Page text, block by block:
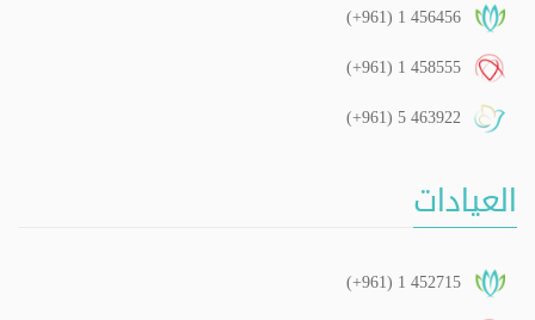
(+961) 1 456456
(+961) 1 458555
(+961) 5 463922
العيادات
(+961) 1 452715